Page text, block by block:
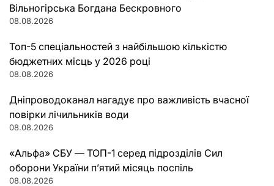
Вільногірська Богдана Бескровного
08.08.2026
Топ-5 спеціальностей з найбільшою кількістю
бюджетних місць у 2026 році
08.08.2026
Дніпроводоканал нагадує про важливість вчасної
повірки лічильників води
08.08.2026
«Альфа» СБУ — ТОП-1 серед підрозділів Сил
оборони України п’ятий місяць поспіль
08.08.2026